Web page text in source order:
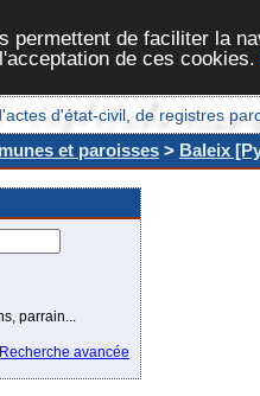
permettent de faciliter la
de ces cookies.
d'état-civil, de registres
et paroisses > Baleix
parrain...
Recherche avancée